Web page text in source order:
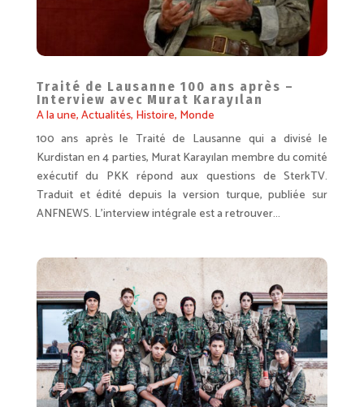
Traité de Lausanne 100 ans après –
Interview avec Murat Karayılan
A la une,Actualités, Histoire, Monde
100 ans après le Traité de Lausanne qui a divisé le
Kurdistan en 4 parties, Murat Karayılan membre du comité
exécutif du PKK répond aux questions de SterkTV.
Traduit et édité depuis la version turque, publiée sur
ANFNEWS. L'interview intégrale est a retrouver...